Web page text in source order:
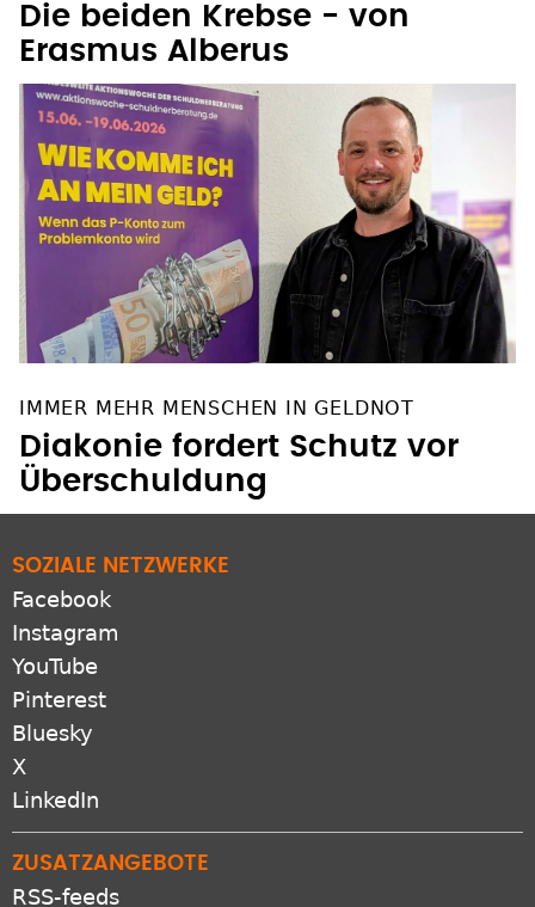
Die beiden Krebse - von
Erasmus Alberus
IMMER MEHR MENSCHEN IN GELDNOT
Diakonie fordert Schutz vor
Überschuldung
SOZIALE NETZWERKE
Facebook
Instagram
YouTube
Pinterest
Bluesky
X
LinkedIn
ZUSATZANGEBOTE
RSS-feeds